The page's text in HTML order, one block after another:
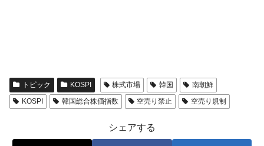
トピック KOSPI 株式市場 韓国
南朝鮮
KOSPI
韓国総合株価指数 空売り禁止 空売り規制
シェアする